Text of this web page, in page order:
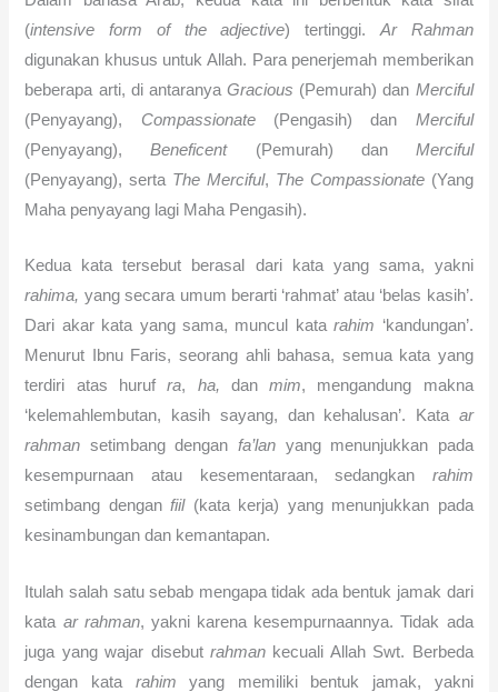
(intensive form of the adjective) tertinggi. Ar Rahman
digunakan khusus untuk Allah. Para penerjemah memberikan
beberapa arti, di antaranyaGracious (Pemurah) dan Merciful
(Penyayang), Compassionate(Pengasih) dan Merciful
(Penyayang),Beneficent(Pemurah) dan Merciful
(Penyayang), serta The Merciful, The Compassionate(Yang
Maha penyayang lagi Maha Pengasih).
Kedua kata tersebut berasal dari kata yang sama, yakni
rahima, yang secara umum berarti ‘rahmat’ atau ‘belas kasih’.
Dari akar kata yang sama, muncul katarahim ‘kandungan’.
Menurut Ibnu Faris, seorang ahli bahasa, semua kata yang
terdiri atas hurufra, ha, danmim, mengandung makna
‘kelemahlembutan, kasih sayang, dan kehalusan’. Kata ar
rahman setimbang dengan fa’lan yang menunjukkan pada
kesempurnaan atau kesementaraan, sedangkan rahim
setimbang denganfiil (kata kerja) yang menunjukkan pada
kesinambungan dan kemantapan.
Itulah salah satu sebab mengapa tidak ada bentuk jamak dari
kata ar rahman, yakni karena kesempurnaannya. Tidak ada
juga yang wajar disebut rahman kecuali Allah Swt. Berbeda
dengan kata rahim yang memiliki bentuk jamak, yakni